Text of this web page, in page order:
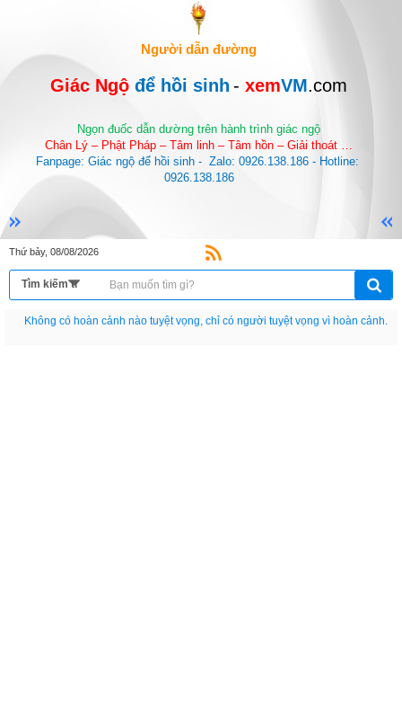
Người dẫn đường
Giác Ngộ để hồi sinh - xemVM.com
Ngọn đuốc dẫn dường trên hành trình giác ngộ
Chân Lý – Phật Pháp – Tâm linh – Tâm hồn – Giải thoát …
Fanpage: Giác ngộ để hồi sinh -  Zalo: 0926.138.186 - Hotline:
0926.138.186
Thứ bảy, 08/08/2026
Nếu như không chịu học tập thì cho dù đi vạn dặm đường cũng chỉ là anh đưa